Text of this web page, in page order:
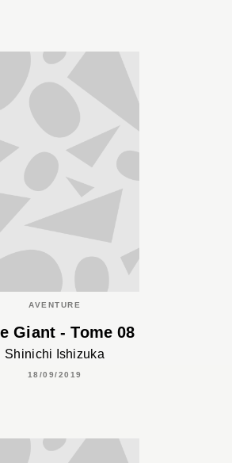
AVENTURE
Giant - Tome 08
Shinichi Ishizuka
18/09/2019